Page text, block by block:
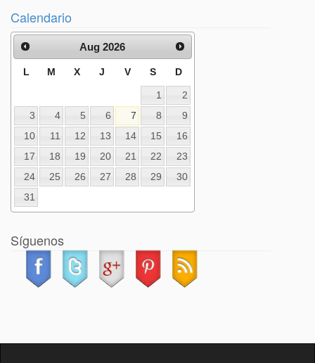
Calendario
Aug 2026
L M X J V S D
1
2
3
4 5 6 7 8
9
10
11 12 13 14 15
16
17
18 19 20 21 22
23
24
25 26 27 28 29
30
31
Síguenos